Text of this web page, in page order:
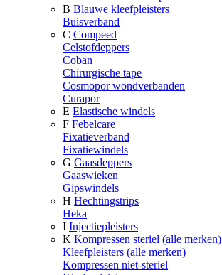
B Blauwe kleefpleisters
Buisverband
C Compeed
Celstofdeppers
Coban
Chirurgische tape
Cosmopor wondverbanden
Curapor
E Elastische windels
F Febelcare
Fixatieverband
Fixatiewindels
G Gaasdeppers
Gaaswieken
Gipswindels
H Hechtingstrips
Heka
I Injectiepleisters
K Kompressen steriel (alle merken)
Kleefpleisters (alle merken)
Kompressen niet-steriel